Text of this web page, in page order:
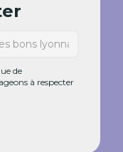
de
à respecter